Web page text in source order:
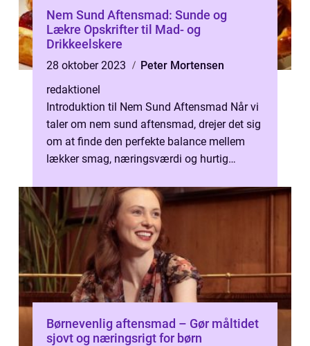
Nem Sund Aftensmad: Sunde og
Lækre Opskrifter til Mad- og
Drikkeelskere
28 oktober 2023
Peter Mortensen
redaktionel
Introduktion til Nem Sund Aftensmad Når vi
taler om nem sund aftensmad, drejer det sig
om at finde den perfekte balance mellem
lækker smag, næringsværdi og hurtig
Børnevenlig aftensmad – Gør måltidet
sjovt og næringsrigt for børn